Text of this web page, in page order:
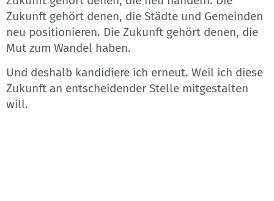
Zukunft gehört denen, die Städte und Gemeinden
neu positionieren. Die Zukunft gehört denen, die
Mut zum Wandel haben.
Und deshalb kandidiere ich erneut. Weil ich diese
Zukunft an entscheidender Stelle mitgestalten
will.